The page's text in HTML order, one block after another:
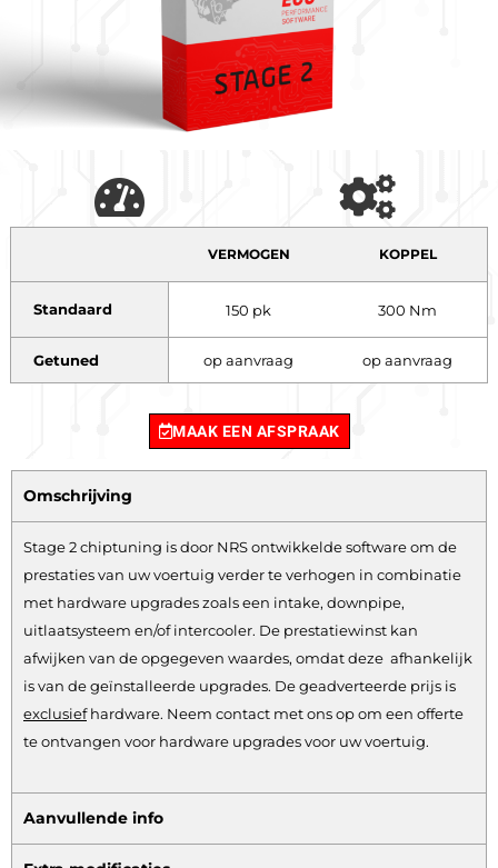
VERMOGEN KOPPEL
Standaard 150 pk 300 Nm
Getuned op aanvraag op aanvraag
MAAK EEN AFSPRAAK
Omschrijving
Stage 2 chiptuning is door NRS ontwikkelde software om de
prestaties van uw voertuig verder te verhogen in combinatie
met hardware upgrades zoals een intake, downpipe,
uitlaatsysteem en/of intercooler. De prestatiewinst kan
afwijken van de opgegeven waardes, omdat deze afhankelijk
is van de geïnstalleerde upgrades. De geadverteerde prijs is
exclusiefhardware. Neem contact met ons op om een offerte
te ontvangen voor hardware upgrades voor uw voertuig.
Aanvullende info